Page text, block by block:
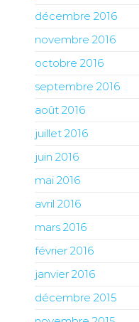
décembre 2016
novembre 2016
octobre 2016
septembre 2016
août 2016
juillet 2016
juin 2016
mai 2016
avril 2016
mars 2016
février 2016
janvier 2016
décembre 2015